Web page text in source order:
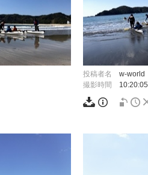
投稿者名
w-world
撮影時間
10:20:05